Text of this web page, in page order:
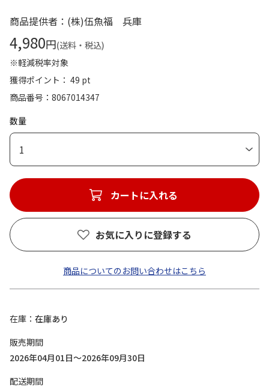
商品提供者：(株)伍魚福 兵庫
4,980円(送料・税込)
※軽減税率対象
獲得ポイント： 49 pt
商品番号
8067014347
数量
1
カートに入れる
お気に入りに登録する
商品についてのお問い合わせはこちら
在庫
在庫あり
販売期間
2026年04月01日～2026年09月30日
配送期間